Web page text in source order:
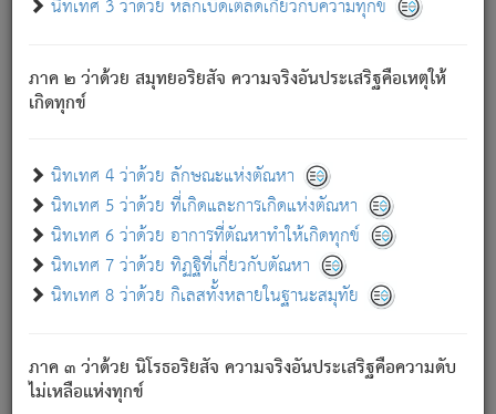
นิทเทศ 3 ว่าด้วย หลักเบ็ดเตล็ดเกี่ยวกับความทุกข์
ภาค ๒ ว่าด้วย สมุทยอริยสัจ ความจริงอันประเสริฐคือเหตุให้
เกิดทุกข์
นิทเทศ 4 ว่าด้วย ลักษณะแห่งตัณหา
นิทเทศ 5 ว่าด้วย ที่เกิดและการเกิดแห่งตัณหา
นิทเทศ 6 ว่าด้วย อาการที่ตัณหาทำให้เกิดทุกข์
นิทเทศ 7 ว่าด้วย ทิฏฐิที่เกี่ยวกับตัณหา
นิทเทศ 8 ว่าด้วย กิเลสทั้งหลายในฐานะสมุทัย
ภาค ๓ ว่าด้วย นิโรธอริยสัจ ความจริงอันประเสริฐคือความดับ
ไม่เหลือแห่งทุกข์
แน่นบังหนาแล้ว; และว่า สัตว์ผู้ยินดีในภพอันเป็นแล้วนั้น ย่อม
อันเป็นไปในที่หรือเวลาทั้งปวง[3]เพื่อความมีแห่งประโยชน์โดย
ประการทั้งปวง; ภพทั้งหลายทั้งหมดนั้น ไม่เที่ยง เป็นทุกข์ มี
ความแปรปรวนเป็นธรรมดา.
อย่างนี้อยู่; เขาย่อมละภวตัณหาได้ และไม่เพลิดเพลินวิภวตัณหา
ด้วย.
ความดับเพราะความสำรอกไม่เหลือ (แห่งภพทั้งหลาย)
เพราะความสิ้นไปแห่งตัณหาโดยประการทั้งปวง นั้นคือ
นิพพาน.
ภพใหม่ย่อมไม่มีแก่ภิกษุนั้น ผู้ดับเย็นสนิทแล้ว เพราะไม่มี
ภิกษุนั้น เป็นผู้ครอบงำมารได้แล้ว ชนะสงครามแล้ว ก้าวล่วง
ภพทั้งหลายทั้งปวงได้แล้ว เป็นผู้คงที่ (คือไม่เปลี่ยนแปลงอีกต่อ